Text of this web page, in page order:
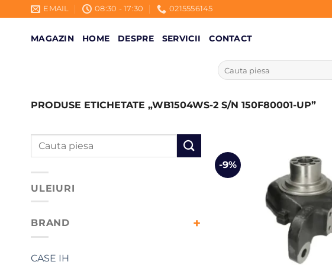
to
content
EMAIL 08:30 - 17:30 0215556145
MAGAZIN HOME DESPRE SERVICII CONTACT
Caută
după:
PRODUSE ETICHETATE „WB1504WS-2 S/N 150F80001-UP”
Caută
ULEIURI
BRAND
CASE IH
-9%